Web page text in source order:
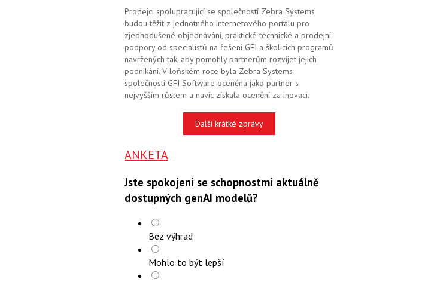
Prodejci spolupracující se společností Zebra Systems
budou těžit z jednotného internetového portálu pro
zjednodušené objednávání, praktické technické a prodejní
podpory od specialistů na řešení GFI a školicích programů
navržených tak, aby pomohly partnerům rozvíjet jejich
podnikání. V loňském roce byla Zebra Systems
společností GFI Software oceněna jako partner s
nejvyšším růstem a navíc získala ocenění za inovaci.
Další krátké zprávy
ANKETA
Jste spokojeni se schopnostmi aktuálně
dostupných genAI modelů?
Bez výhrad
Mohlo to být lepší